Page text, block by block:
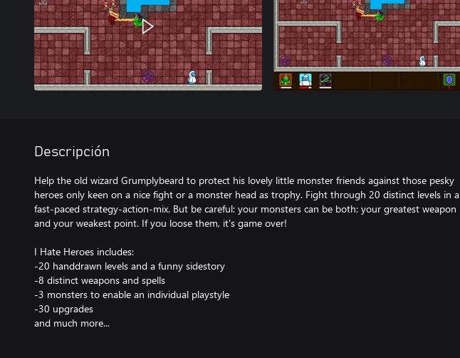
Descripción
Help the old wizard Grumplybeard to protect his lovely little monster friends against those pesky
heroes only keen on a nice fight or a monster head as trophy. Fight through 20 distinct levels in a
fast-paced strategy-action-mix. But be careful: your monsters can be both: your greatest weapon
and your weakest point. If you loose them, it's game over!
I Hate Heroes includes:
-20 handdrawn levels and a funny sidestory
-8 distinct weapons and spells
-3 monsters to enable an individual playstyle
-30 upgrades
and much more...